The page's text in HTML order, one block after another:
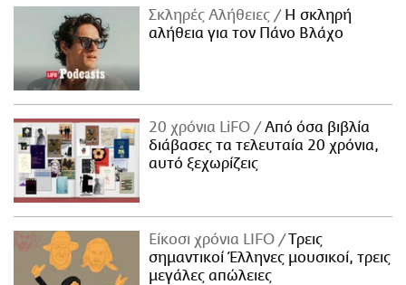
Σκληρές Αλήθειες
H σκληρή
αλήθεια για τον Πάνο Βλάχο
20 χρόνια LiFO
Από όσα βιβλία
διάβασες τα τελευταία 20 χρόνια,
αυτό ξεχωρίζεις
Είκοσι χρόνια LIFO
Tρεις
σημαντικοί Έλληνες μουσικοί, τρεις
μεγάλες απώλειες